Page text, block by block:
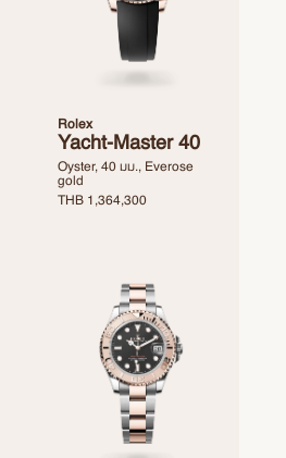
Rolex
Yacht-Master 40
Oyster, 40 มม., Everose
gold
THB 1,364,300